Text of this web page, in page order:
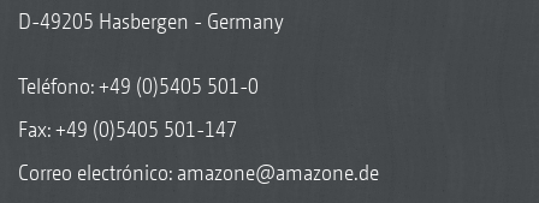
D-49205 Hasbergen - Germany
Teléfono:+49 (0)5405 501-0
Fax: +49 (0)5405 501-147
Correo electrónico: amazone@amazone.de